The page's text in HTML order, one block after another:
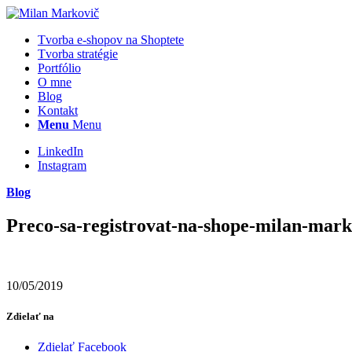
Tvorba e-shopov na Shoptete
Tvorba stratégie
Portfólio
O mne
Blog
Kontakt
Menu Menu
LinkedIn
Instagram
Blog
Preco-sa-registrovat-na-shope-milan-
10/05/2019
Zdielať na
Zdielať Facebook